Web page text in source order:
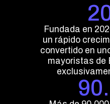
Fundada en
un rápido
convertido en
mayoristas de